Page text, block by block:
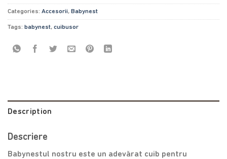
Categories: Accesorii, Babynest
Tags: babynest, cuibusor
Description
Descriere
Babynestul nostru este un adevărat cuib pentru